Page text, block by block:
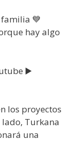
💙
hay algo
▶️
los proyectos
Turkana
una